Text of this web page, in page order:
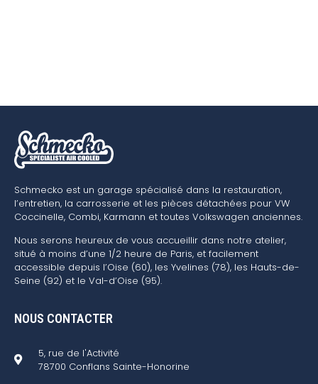
Schmecko est un garage spécialisé dans la restauration,
l’entretien, la carrosserie et les pièces détachées pour VW
Coccinelle, Combi, Karmann et toutes Volkswagen anciennes.
Nous serons heureux de vous accueillir dans notre atelier,
situé à moins d’une 1/2 heure de Paris, et facilement
accessible depuis l’Oise (60), les Yvelines (78), les Hauts-de-
Seine (92) et le Val-d’Oise (95).
NOUS CONTACTER
5, rue de l'Activité
78700 Conflans Sainte-Honorine